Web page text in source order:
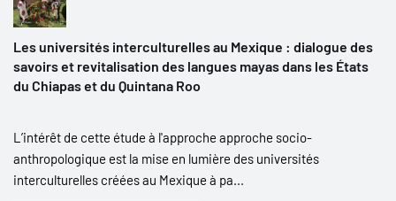
Les universités interculturelles au Mexique : dialogue des
savoirs et revitalisation des langues mayas dans les États
du Chiapas et du Quintana Roo
L’intérêt de cette étude à l'approche approche socio-
anthropologique est la mise en lumière des universités
interculturelles créées au Mexique à pa...